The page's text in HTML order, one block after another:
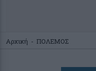
Αρχική - ΠΟΛΕΜΟΣ